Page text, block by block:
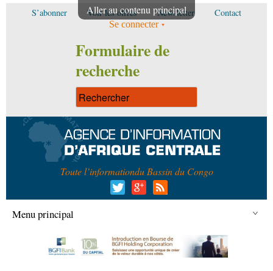
Aller au contenu principal
S’abonner Voir les offres Newsletter Contact
Se connecter
Formulaire de
recherche
Toute l’informationdu Bassin du Congo
Menu principal